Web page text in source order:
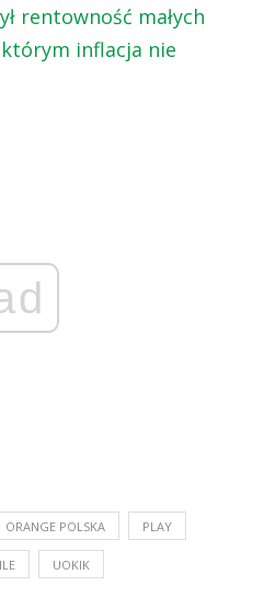
rentowność małych
inflacja nie
ORANGE POLSKA PLAY
UOKIK